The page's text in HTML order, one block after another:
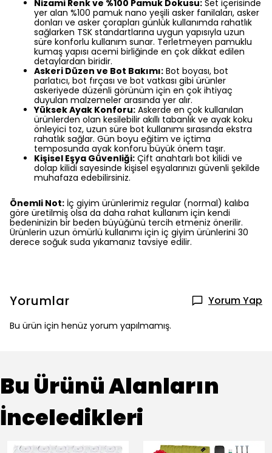
Nizami Renk ve %100 Pamuk Dokusu: Set içerisinde
yer alan %100 pamuk nano yeşili asker fanilaları, asker
donları ve asker çorapları günlük kullanımda rahatlık
sağlarken TSK standartlarına uygun yapısıyla uzun
süre konforlu kullanım sunar. Terletmeyen pamuklu
kumaş yapısı acemi birliğinde en çok dikkat edilen
detaylardan biridir.
Askeri Düzen ve Bot Bakımı: Bot boyası, bot
parlatıcı, bot fırçası ve bot vatkası gibi ürünler
askeriyede düzenli görünüm için en çok ihtiyaç
duyulan malzemeler arasında yer alır.
Yüksek Ayak Konforu: Askerde en çok kullanılan
ürünlerden olan kesilebilir akıllı tabanlık ve ayak koku
önleyici toz, uzun süre bot kullanımı sırasında ekstra
rahatlık sağlar. Gün boyu eğitim ve içtima
temposunda ayak konforu büyük önem taşır.
Kişisel Eşya Güvenliği: Çift anahtarlı bot kilidi ve
dolap kilidi sayesinde kişisel eşyalarınızı güvenli şekilde
muhafaza edebilirsiniz.
Önemli Not: İç giyim ürünlerimiz regular (normal) kalıba
göre üretilmiş olsa da daha rahat kullanım için kendi
bedeninizin bir beden büyüğünü tercih etmeniz önerilir.
Ürünlerin uzun ömürlü kullanımı için iç giyim ürünlerini 30
derece soğuk suda yıkamanız tavsiye edilir.
Yorumlar Yorum Yap
Bu ürün için henüz yorum yapılmamış.
Bu Ürünü Alanların
İnceledikleri